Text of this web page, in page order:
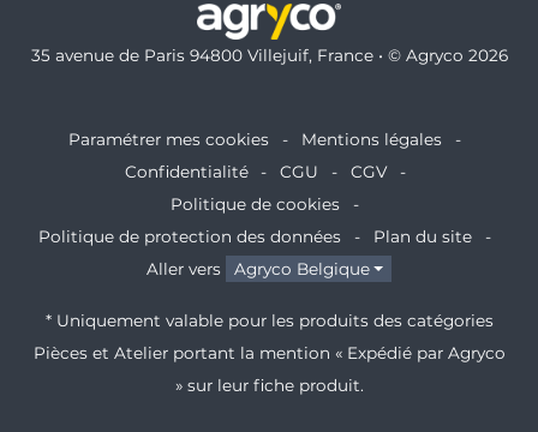
35 avenue de Paris 94800 Villejuif, France • © Agryco 2026
Paramétrer mes cookies
Mentions légales
Confidentialité
CGU
CGV
Politique de cookies
Politique de protection des données
Plan du site
Aller vers
Agryco Belgique
* Uniquement valable pour les produits des catégories
Pièces et Atelier portant la mention « Expédié par Agryco
» sur leur fiche produit.